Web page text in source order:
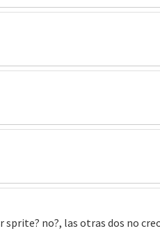
no?, las otras dos no